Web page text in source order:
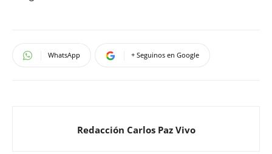
WhatsApp + Seguinos en Google
Redacción Carlos Paz Vivo